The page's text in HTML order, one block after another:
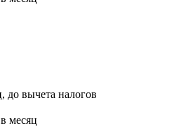
до вычета налогов
месяц